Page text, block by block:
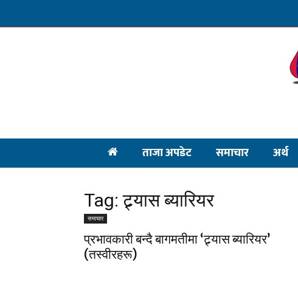
ताजा अपडेट समाचार अर्थ
Tag: ट्र्यास ब्यारियर
समाचार
प्रभावकारी बन्दै बागमतीमा ‘ट्र्यास ब्यारियर’
(तस्वीरहरू)